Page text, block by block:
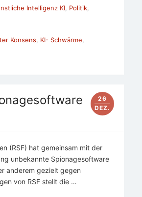
Intelligenz KI Politik
Konsens, KI- Schwärme,
26
DEZ.
(RSF) hat gemeinsam mit der
unbekannte Spionagesoftware
anderem gezielt gegen
von RSF stellt die …